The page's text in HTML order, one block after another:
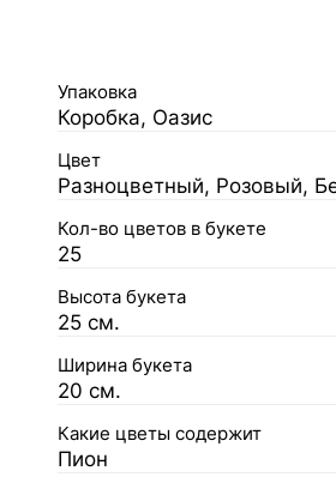
Упаковка
Коробка, Оазис
Цвет
Разноцветный, Розовый,
Кол-во цветов в букете
25
Высота букета
25 см.
Ширина букета
20 см.
Какие цветы содержит
Пион